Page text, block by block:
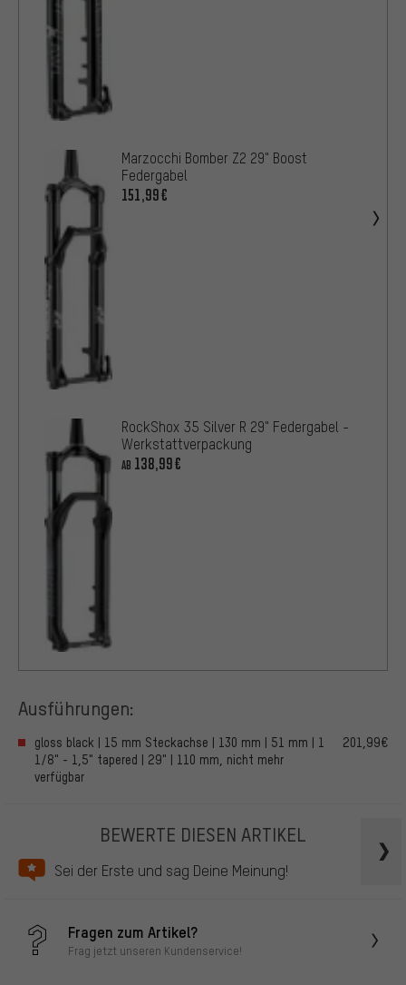
Marzocchi Bomber Z2 29" Boost
Federgabel
151,99€
RockShox 35 Silver R 29" Federgabel -
Werkstattverpackung
AB 138,99€
Ausführungen:
gloss black | 15 mm Steckachse | 130 mm | 51 mm | 1
1/8" - 1,5" tapered | 29" | 110 mm, nicht mehr
verfügbar
201,99€
BEWERTE DIESEN ARTIKEL
Sei der Erste und sag Deine Meinung!
Fragen zum Artikel?
Frag jetzt unseren Kundenservice!